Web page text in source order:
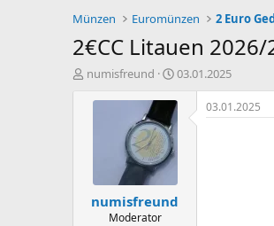
Münzen Euromünzen 2 Euro
2€CC Litauen
E
numisfreund
E
s
t
t
a
03.01.2025
numisfreund
Moderator
03.01.2025